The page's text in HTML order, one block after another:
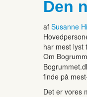
Den
af Susanne
har mest
Om
finde på
Det er vores